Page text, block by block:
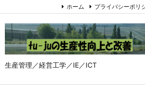
生産管理／経営工学／IE／ICT
ホーム プライバシーポリ